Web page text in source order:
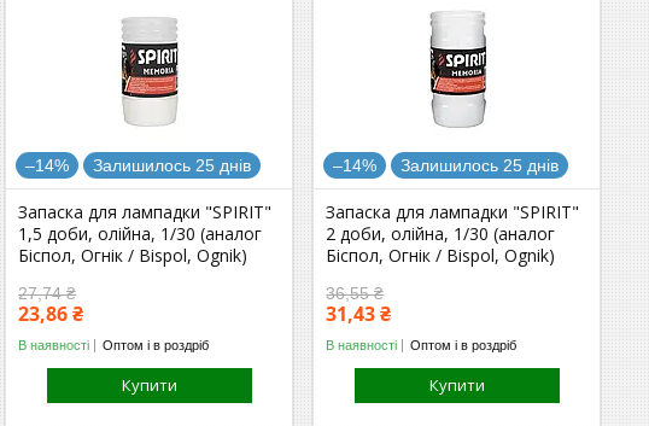
–14% Залишилось 25 днів
Запаска для лампадки "SPIRIT"
1,5 доби, олійна, 1/30 (аналог
Біспол, Огнік / Bispol, Ognik)
27,74 ₴
23,86 ₴
В наявності Оптом і в роздріб
Купити
–14% Залишилось 25 днів
Запаска для лампадки "SPIRIT"
2 доби, олійна, 1/30 (аналог
Біспол, Огнік / Bispol, Ognik)
36,55 ₴
31,43 ₴
В наявності Оптом і в роздріб
Купити